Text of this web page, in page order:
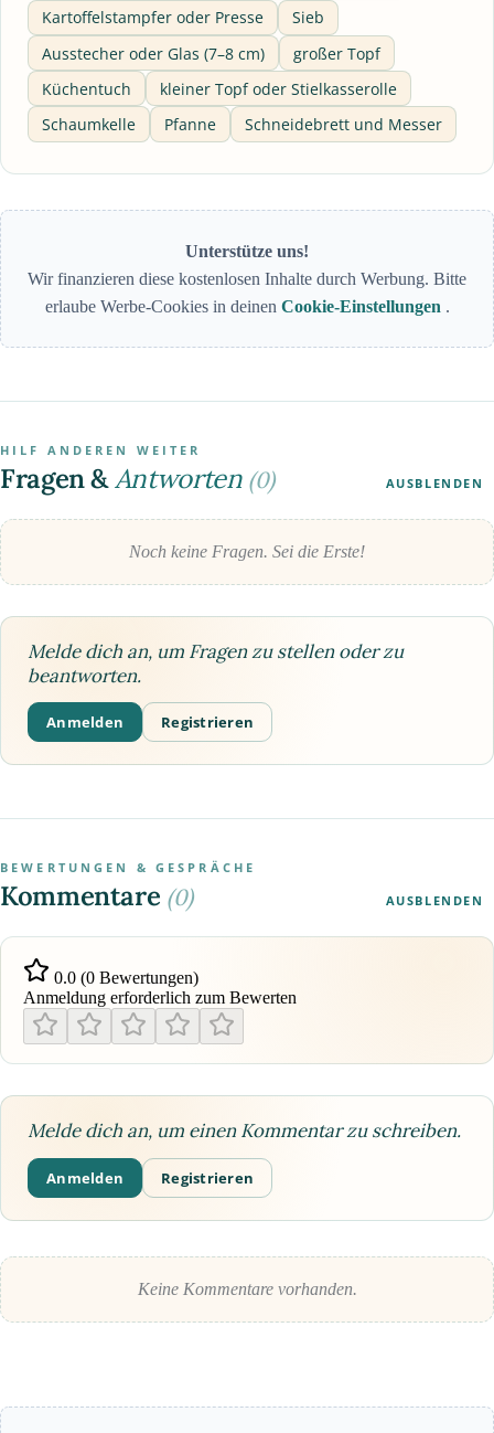
Kartoffelstampfer oder Presse
Sieb
Ausstecher oder Glas (7–8 cm)
großer Topf
Küchentuch
kleiner Topf oder Stielkasserolle
Schaumkelle
Pfanne Schneidebrett und Messer
Unterstütze uns!
Wir finanzieren diese kostenlosen Inhalte durch Werbung. Bitte
erlaube Werbe-Cookies in deinen Cookie-Einstellungen .
HILF ANDEREN WEITER
Fragen &Antworten (0) AUSBLENDEN
Noch keine Fragen. Sei die Erste!
Melde dich an, um Fragen zu stellen oder zu
beantworten.
Anmelden Registrieren
BEWERTUNGEN & GESPRÄCHE
Kommentare (0) AUSBLENDEN
0.0 (0 Bewertungen)
Anmeldung erforderlich zum Bewerten
Melde dich an, um einen Kommentar zu schreiben.
Anmelden Registrieren
Keine Kommentare vorhanden.